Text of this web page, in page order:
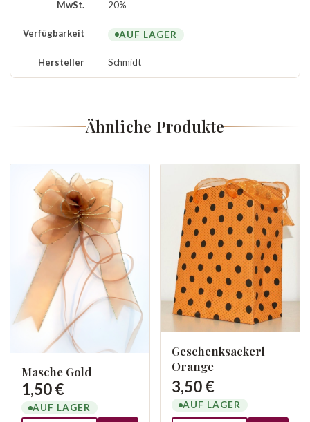
MwSt. 20%
Verfügbarkeit AUF LAGER
Hersteller Schmidt
Ähnliche Produkte
Masche Gold
1,50 €
AUF LAGER
Geschenksackerl
Orange
3,50 €
AUF LAGER